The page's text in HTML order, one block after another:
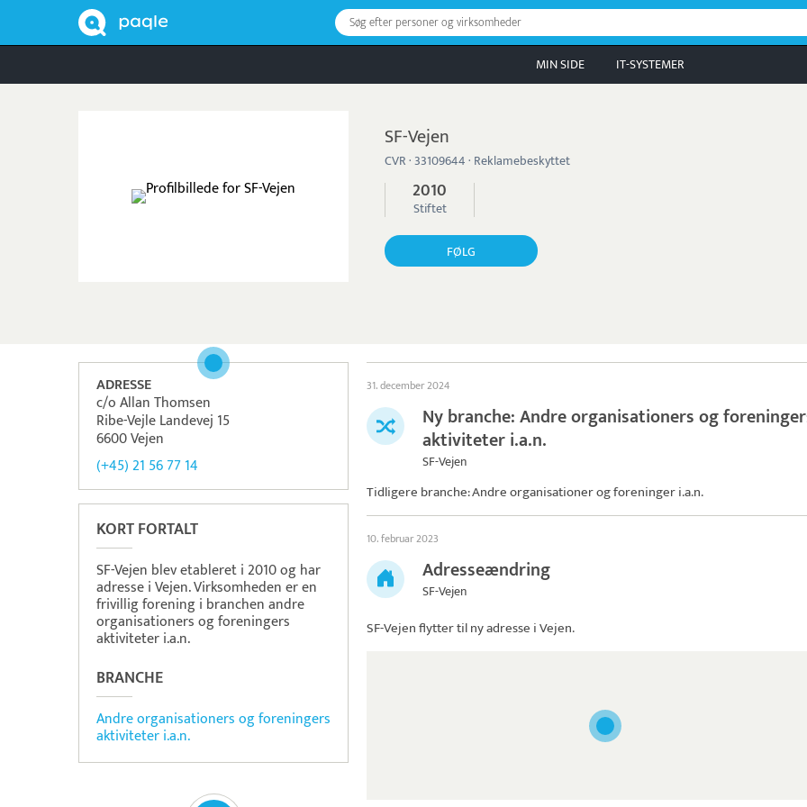
Søg efter personer og virksomheder
MIN SIDE IT-SYSTEMER
SF-Vejen
CVR · 33109644 · Reklamebeskyttet
2010
Stiftet
FØLG
ADRESSE
c/o Allan Thomsen
Ribe-Vejle Landevej 15
6600 Vejen
(+45) 21 56 77 14
KORT FORTALT
SF-Vejen blev etableret i 2010 og har
adresse i Vejen. Virksomheden er en
frivillig forening i branchen andre
organisationers og foreningers
aktiviteter i.a.n.
BRANCHE
Andre organisationers og foreningers
aktiviteter i.a.n.
31. december 2024
Ny branche: Andre organisationers og
aktiviteter i.a.n.
SF-Vejen
Tidligere branche: Andre organisationer og foreninger i.a.n.
10. februar 2023
Adresseændring
SF-Vejen
SF-Vejenflytter til ny adresse i Vejen.